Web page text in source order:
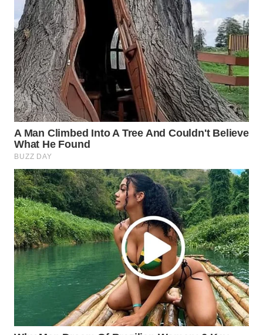
WAHANANEWS
ID
WAHANANEWS
CO ID
WAHANANEWS
NET
WAHANA
SPORT
WAHANA
UMKM
WAHANA
SELEB
WAHANA
PERSONA
WAHANA
OTOMOTIF